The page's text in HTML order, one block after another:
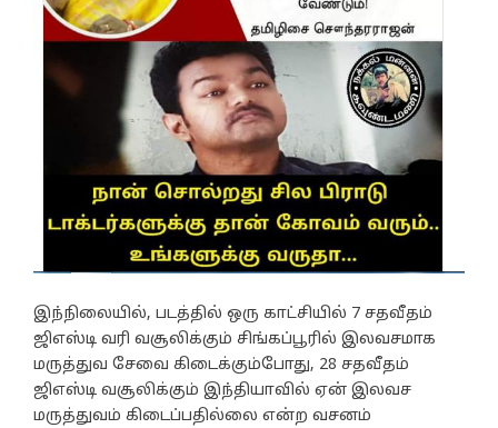
இந்நிலையில், படத்தில் ஒரு காட்சியில் 7 சதவீதம்
ஜிஎஸ்டி வரி வசூலிக்கும் சிங்கப்பூரில் இலவசமாக
மருத்துவ சேவை கிடைக்கும்போது, 28 சதவீதம்
ஜிஎஸ்டி வசூலிக்கும் இந்தியாவில் ஏன் இலவச
மருத்துவம் கிடைப்பதில்லை என்ற வசனம்